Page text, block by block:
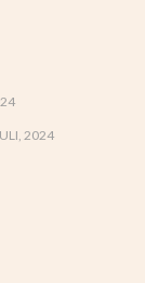
2024